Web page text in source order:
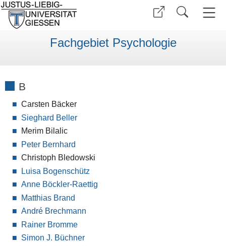
Fachgebiet Psychologie
B
Carsten Bäcker
Sieghard Beller
Merim Bilalic
Peter Bernhard
Christoph Bledowski
Luisa Bogenschütz
Anne Böckler-Raettig
Matthias Brand
André Brechmann
Rainer Bromme
Simon J. Büchner